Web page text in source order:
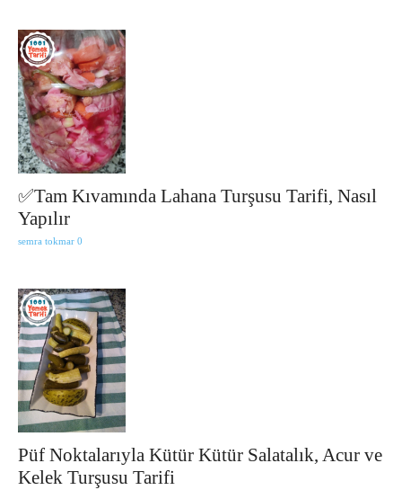
✅Tam Kıvamında Lahana Turşusu Tarifi, Nasıl
Yapılır
semra tokmar 0
Püf Noktalarıyla Kütür Kütür Salatalık, Acur ve
Kelek Turşusu Tarifi